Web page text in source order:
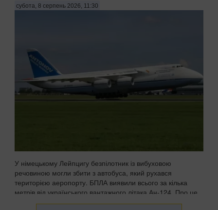
субота, 8 серпень 2026, 11:30
У німецькому Лейпцигу безпілотник із вибуховою
речовиною могли збити з автобуса, який рухався
територією аеропорту. БПЛА виявили всього за кілька
метрів від українського вантажного літака Ан-124. Про це
пише WELT із посиланням на німецькі органи безпек...